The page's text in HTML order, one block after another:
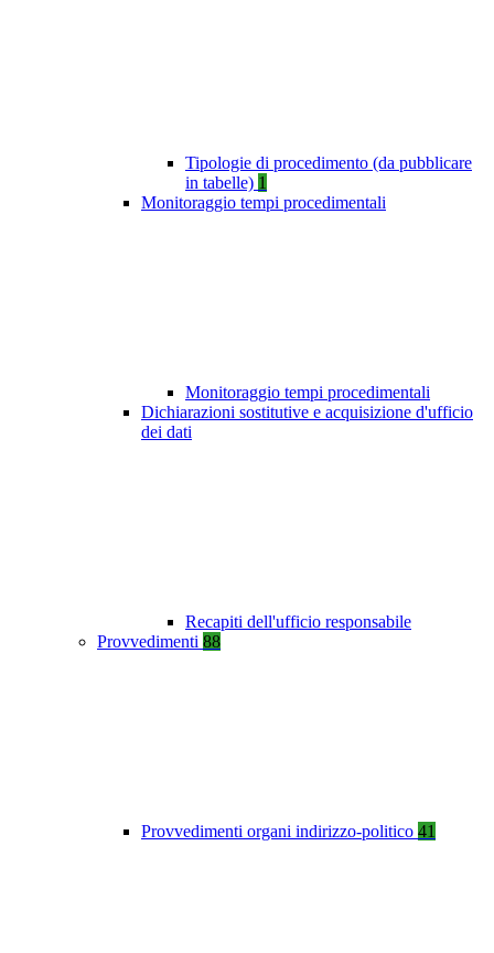
Tipologie di procedimento (da pubblicare
in tabelle) 1
Monitoraggio tempi procedimentali
Monitoraggio tempi procedimentali
Dichiarazioni sostitutive e acquisizione d'ufficio
dei dati
Recapiti dell'ufficio responsabile
Provvedimenti 88
Provvedimenti organi indirizzo-politico 41